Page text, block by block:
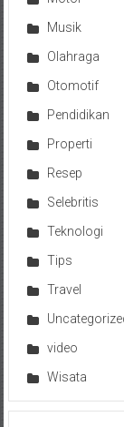
Musik
Olahraga
Otomotif
Pendidikan
Properti
Resep
Selebritis
Teknologi
Tips
Travel
video
Wisata